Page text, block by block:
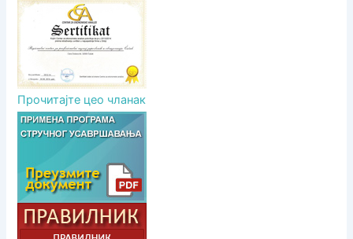
Прочитајте цео чланак